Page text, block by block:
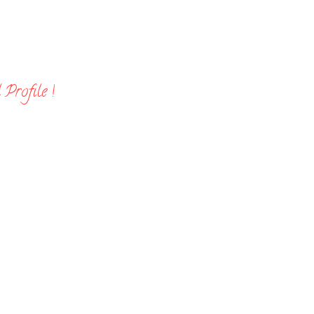
Profile !